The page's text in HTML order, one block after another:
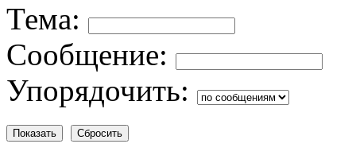
Тема:
Сообщение:
Упорядочить: